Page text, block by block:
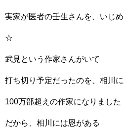
実家が医者の壬生さんを、いじ
☆
武見という作家さんがいて
打ち切り予定だったのを、相川
100万部超えの作家になりました
だから、相川には恩がある